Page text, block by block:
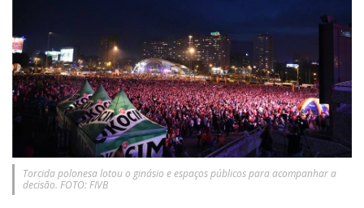
Torcida polonesa lotou o ginásio e espaços públicos para acompanhar a
decisão. FOTO: FIVB